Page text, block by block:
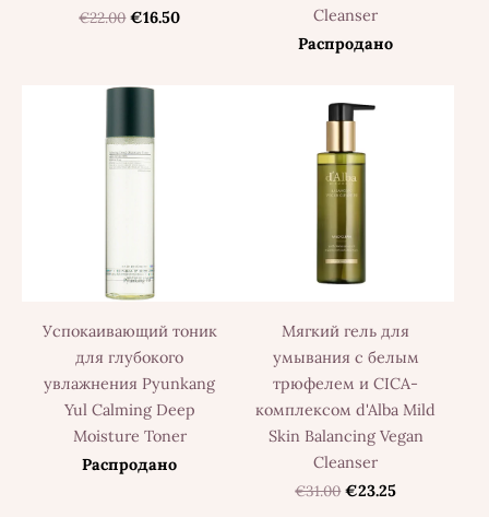
€22.00 €16.50
Cleanser
Распродано
Успокаивающий тоник
для глубокого
увлажнения Pyunkang
Yul Calming Deep
Moisture Toner
Распродано
Мягкий гель для
умывания с белым
трюфелем и CICA-
комплексом d'Alba Mild
Skin Balancing Vegan
Cleanser
€31.00 €23.25